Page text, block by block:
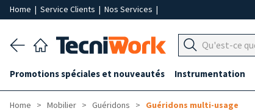
Home | Service Clients | Nos Services |
Promotions spéciales et nouveautés Instrumentation
Home Mobilier Guéridons Guéridons multi-usage